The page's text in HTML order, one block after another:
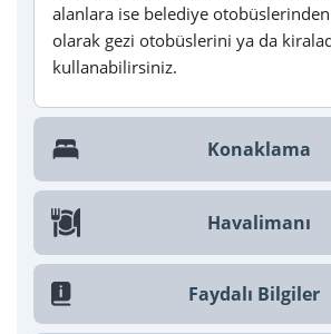
alanlara ise belediye
olarak gezi otobüslerini ya da
kullanabilirsiniz.
Konaklama
Havalimanı
Faydalı Bilgiler